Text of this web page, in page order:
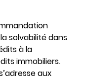
solvabilité dans
à la
immobiliers.
aux